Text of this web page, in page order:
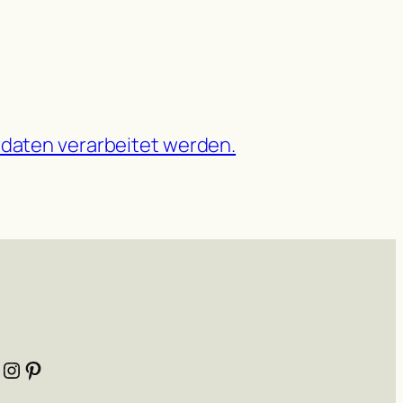
verarbeitet werden.
Instagram Pinterest